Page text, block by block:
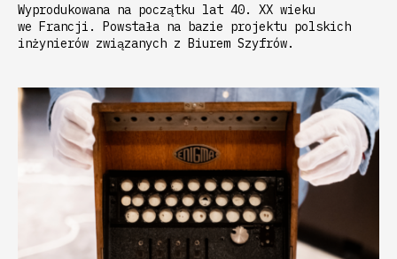
Wyprodukowana na początku lat 40. XX wieku
we Francji. Powstała na bazie projektu polskich
inżynierów związanych z Biurem Szyfrów.